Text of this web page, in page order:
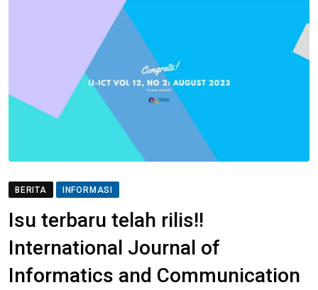
BERITA INFORMASI
Isu terbaru telah rilis!!
International Journal of
Informatics and Communication